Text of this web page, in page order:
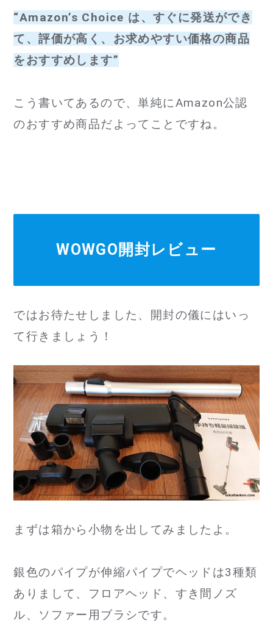
“Amazon’s Choice は、すぐに発送ができ
て、評価が高く、お求めやすい価格の商品
をおすすめします”
こう書いてあるので、単純にAmazon公認
のおすすめ商品だよってことですね。
WOWGO開封レビュー
ではお待たせしました、開封の儀にはいっ
て行きましょう！
まずは箱から小物を出してみましたよ。
銀色のパイプが伸縮パイプでヘッドは3種類
ありまして、フロアヘッド、すき間ノズ
ル、ソファー用ブラシです。